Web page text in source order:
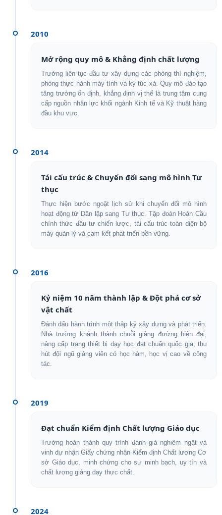
2010
Mở rộng quy mô & Khẳng định chất lượng
Trường liên tục đầu tư xây dựng các phòng thí nghiệm,
phòng thực hành máy tính và ký túc xá. Quy mô đào tạo
tăng trưởng ổn định, khẳng định vị thế là trung tâm cung
cấp nguồn nhân lực khối ngành Kinh tế và Kỹ thuật hàng
đầu khu vực.
2014
Tái cấu trúc & Chuyển đổi sang mô hình Tư
thục
Thực hiện bước ngoặt lịch sử khi chuyển đổi mô hình
hoạt động từ Dân lập sang Tư thục. Tập đoàn Hoàn Cầu
chính thức đầu tư chiến lược, tái cấu trúc toàn diện bộ
máy quản lý và cam kết phát triển bền vững.
2016
Kỷ niệm 10 năm thành lập & Đột phá cơ sở
vật chất
Đánh dấu hành trình một thập kỷ xây dựng và phát triển.
Nhà trường khánh thành chuỗi giảng đường hiện đại,
nâng cấp trang thiết bị dạy học đạt chuẩn quốc gia, thu
hút đội ngũ giảng viên có học hàm, học vị cao về công
tác.
2019
Đạt chuẩn Kiểm định Chất lượng Giáo dục
Trường hoàn thành quy trình đánh giá nghiêm ngặt và
vinh dự nhận Giấy chứng nhận Kiểm định Chất lượng Cơ
sở Giáo dục, minh chứng cho sự minh bạch, uy tín và
chất lượng giảng dạy thực chất.
2024